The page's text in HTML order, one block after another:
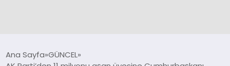
Ana Sayfa GÜNCEL